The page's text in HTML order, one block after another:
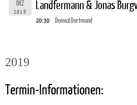
DEZ
2018
Landfermann & Jonas
20:30 Domicil Dortmund
2019
Termin-Informationen: